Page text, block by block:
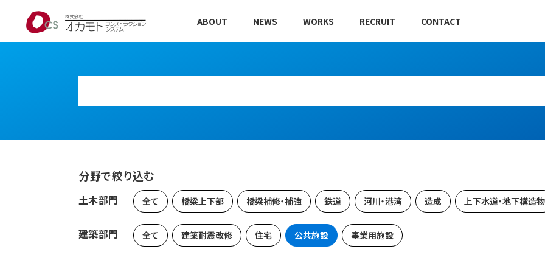
ABOUT NEWS WORKS RECRUIT CONTACT
分野で絞り込む
土木部門 全て 橋梁上下部 橋梁補修・補強 鉄道 河川・港湾 造成 上下水道・地下構造物
建築部門 全て 建築耐震改修 住宅 公共施設 事業用施設